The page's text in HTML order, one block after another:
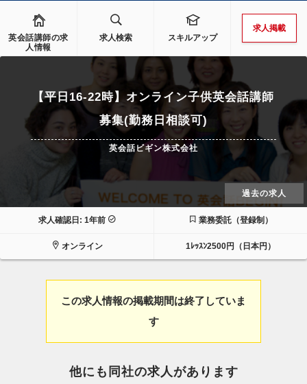
英会話講師の求
人情報
求人検索 スキルアップ
求人掲載
【平日16-22時】オンライン子供英会話講師
募集(勤務日相談可)
英会話ビギン株式会社
過去の求人
求人確認日: 1年前 業務委託（登録制）
オンライン 1ﾚｯｽﾝ2500円（日本円）
この求人情報の掲載期間は終了していま
す
他にも同社の求人があります